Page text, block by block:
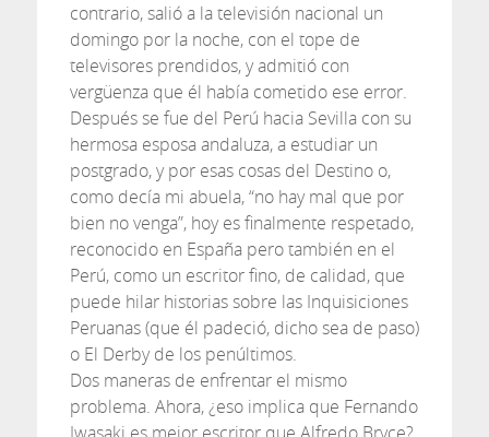
contrario, salió a la televisión nacional un
domingo por la noche, con el tope de
televisores prendidos, y admitió con
vergüenza que él había cometido ese error.
Después se fue del Perú hacia Sevilla con su
hermosa esposa andaluza, a estudiar un
postgrado, y por esas cosas del Destino o,
como decía mi abuela, “no hay mal que por
bien no venga”, hoy es finalmente respetado,
reconocido en España pero también en el
Perú, como un escritor fino, de calidad, que
puede hilar historias sobre las Inquisiciones
Peruanas (que él padeció, dicho sea de paso)
o El Derby de los penúltimos.
Dos maneras de enfrentar el mismo
problema. Ahora, ¿eso implica que Fernando